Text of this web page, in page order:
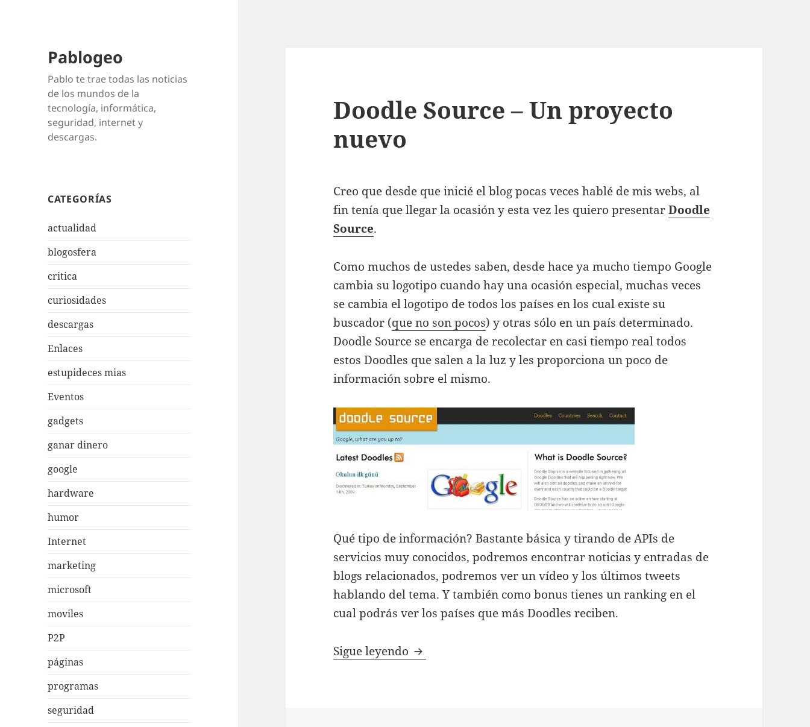
Pablogeo
Pablo te trae todas las noticias
de los mundos de la
tecnología, informática,
seguridad, internet y
descargas.
CATEGORÍAS
actualidad
blogosfera
critica
curiosidades
descargas
Enlaces
estupideces mias
Eventos
gadgets
ganar dinero
google
hardware
humor
Internet
marketing
microsoft
moviles
P2P
páginas
programas
seguridad
Doodle Source – Un proyecto
nuevo
Creo que desde que inicié el blog pocas veces hablé de mis webs, al
fin tenía que llegar la ocasión y esta vez les quiero presentarDoodle
Source.
Como muchos de ustedes saben, desde hace ya mucho tiempo Google
cambia su logotipo cuando hay una ocasión especial, muchas veces
se cambia el logotipo de todos los países en los cual existe su
buscador (que no son pocos) y otras sólo en un país determinado.
Doodle Source se encarga de recolectar en casi tiempo real todos
estos Doodles que salen a la luz y les proporciona un poco de
información sobre el mismo.
Qué tipo de información? Bastante básica y tirando de APIs de
servicios muy conocidos, podremos encontrar noticias y entradas de
blogs relacionados, podremos ver un vídeo y los últimos tweets
hablando del tema. Y también como bonus tienes un ranking en el
cual podrás ver los países que más Doodles reciben.
Sigue leyendo Doodle Source – Un proyecto nuevo